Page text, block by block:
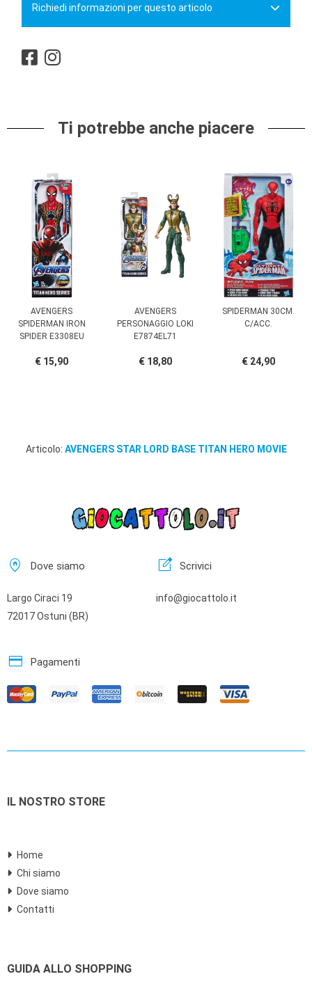
Richiedi informazioni per questo articolo
Ti potrebbe anche piacere
AVENGERS
SPIDERMAN IRON
SPIDER E3308EU
€ 15,90
AVENGERS
PERSONAGGIO LOKI
E7874EL71
€ 18,80
SPIDERMAN 30CM.
C/ACC.
€ 24,90
Articolo: AVENGERS STAR LORD BASE TITAN HERO MOVIE
home_pin Dove siamo
Largo Ciraci 19
72017 Ostuni (BR)
edit_square Scrivici
info@giocattolo.it
credit_card Pagamenti
IL NOSTRO STORE
Home
Chi siamo
Dove siamo
Contatti
GUIDA ALLO SHOPPING